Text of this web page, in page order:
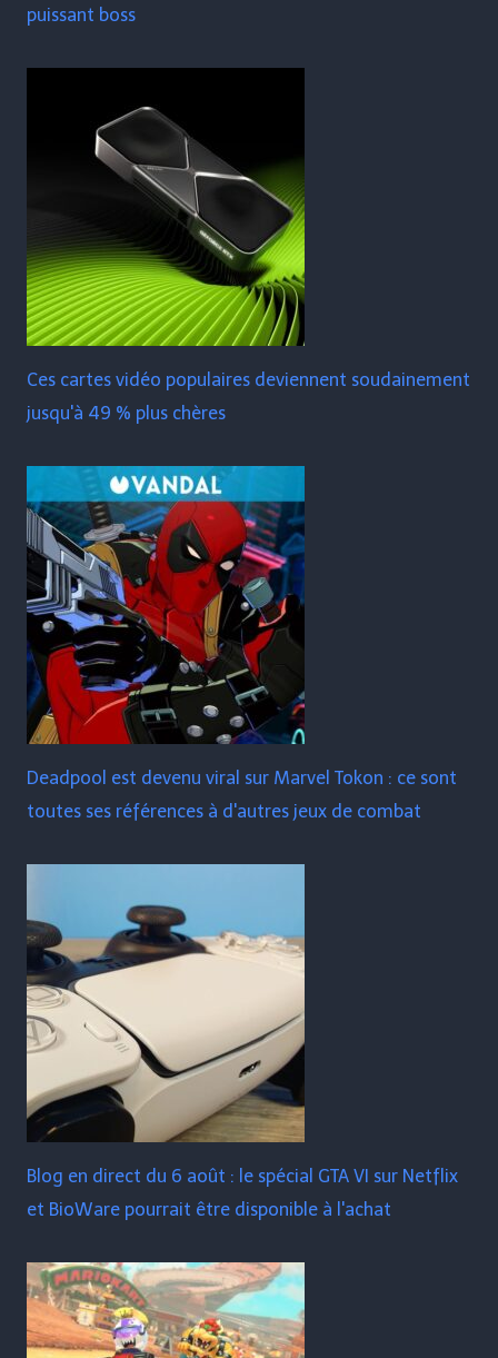
puissant boss
Ces cartes vidéo populaires deviennent soudainement
jusqu'à 49 % plus chères
Deadpool est devenu viral sur Marvel Tokon : ce sont
toutes ses références à d'autres jeux de combat
Blog en direct du 6 août : le spécial GTA VI sur Netflix
et BioWare pourrait être disponible à l'achat